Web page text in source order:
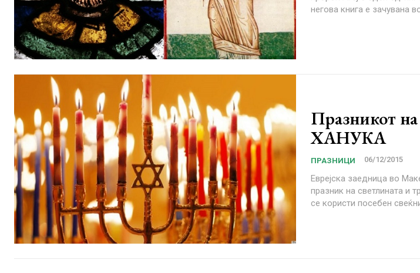
негова книга е зачувана
Празникот на
ХАНУКА
ПРАЗНИЦИ 06/12/2015
Еврејска заедница во
празник на светлината и
се користи посебен